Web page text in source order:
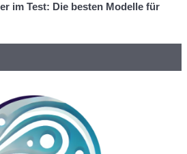
im Test: Die besten Modelle für